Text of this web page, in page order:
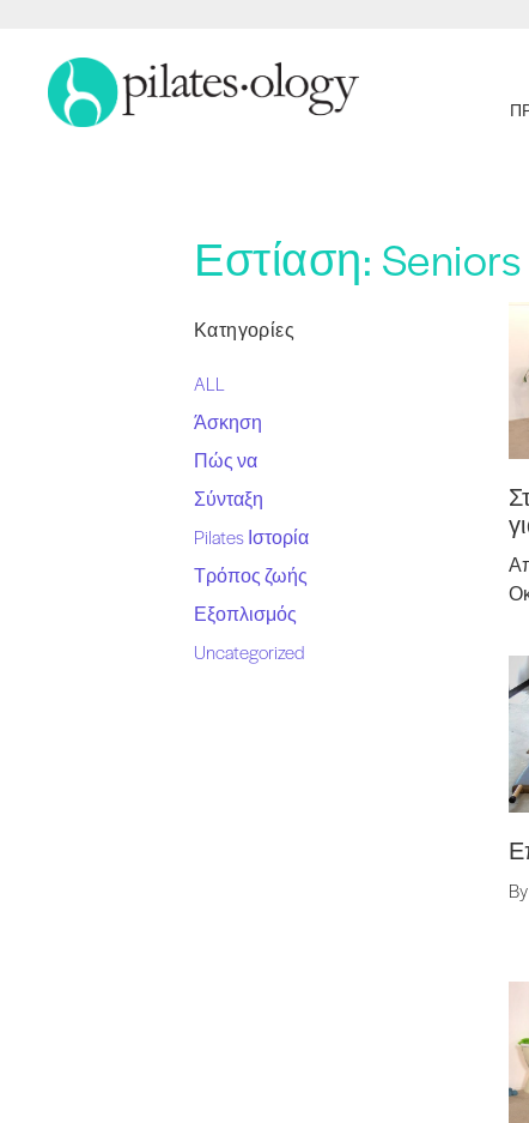
Εστίαση: Seniors
Κατηγορίες
ALL
Άσκηση
Πώς να
Σύνταξη
Pilates Ιστορία
Τρόπος ζωής
Εξοπλισμός
Uncategorized